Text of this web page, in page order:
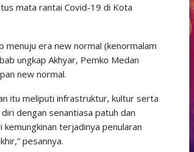
mata rantai Covid-19 di Kota
menuju era new normal (kenormalam
ungkap Akhyar, Pemko Medan
new normal.
itu meliputi infrastruktur, kultur serta
dengan senantiasa patuh dan
terjadinya penularan
pesannya.